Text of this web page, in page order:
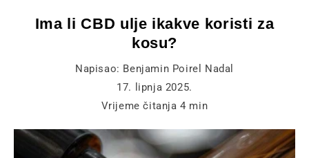
Ima li CBD ulje ikakve koristi za
kosu?
Napisao: Benjamin Poirel Nadal
17. lipnja 2025.
Vrijeme čitanja4 min